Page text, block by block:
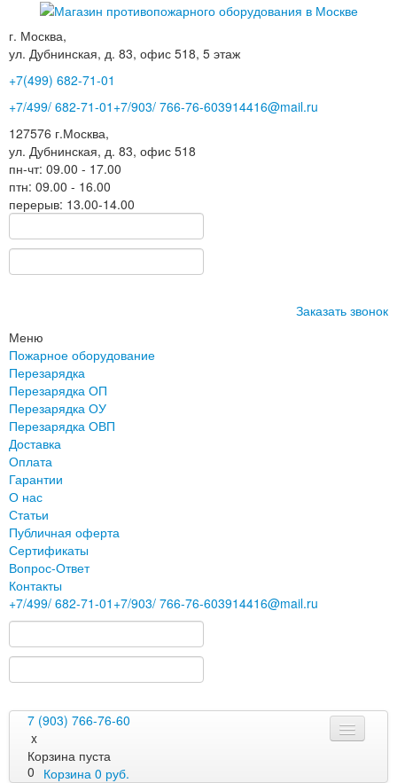
г. Москва,
ул. Дубнинская, д. 83, офис 518, 5 этаж
+7(499) 682-71-01
+7/499/ 682-71-01 +7/903/ 766-76-603914416@mail.ru
127576 г.Москва,
ул. Дубнинская, д. 83, офис 518
пн-чт: 09.00 - 17.00
птн: 09.00 - 16.00
перерыв: 13.00-14.00
Заказать звонок
Меню
Пожарное оборудование
Перезарядка
Перезарядка ОП
Перезарядка ОУ
Перезарядка ОВП
Доставка
Оплата
Гарантии
О нас
Статьи
Публичная оферта
Сертификаты
Вопрос-Ответ
Контакты
+7/499/ 682-71-01 +7/903/ 766-76-603914416@mail.ru
7 (903) 766-76-60
x
Корзина пуста
0 Корзина 0 руб.